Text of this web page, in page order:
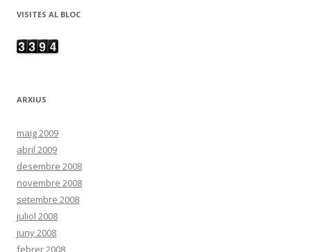
VISITES AL BLOC
ARXIUS
maig 2009
abril 2009
desembre 2008
novembre 2008
setembre 2008
juliol 2008
juny 2008
febrer 2008